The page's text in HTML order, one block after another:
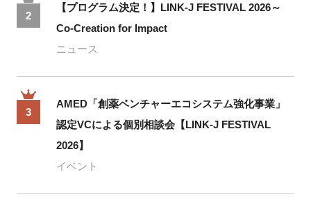
2
【プログラム決定！】LINK-J FESTIVAL 2026～
Co-Creation for Impact
ニュース
3
AMED「創薬ベンチャーエコシステム強化事業」
認定VCによる個別相談会【LINK-J FESTIVAL
2026】
イベント